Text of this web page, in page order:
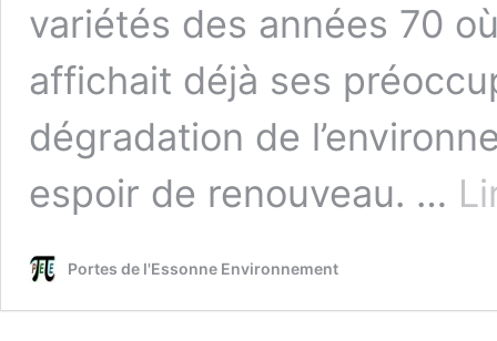
variétés des années 70
affichait déjà ses
dégradation de
espoir de renouveau. …
Portes de l'Essonne Environnement